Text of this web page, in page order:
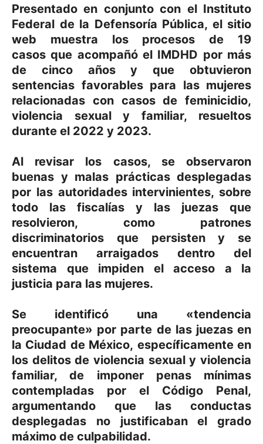
Presentado en conjunto con el Instituto
Federal de la Defensoría Pública, el sitio
web muestra los procesos de 19
casosque acompañó el IMDHD por más
de cinco años y que obtuvieron
sentencias favorables para las mujeres
relacionadas con casos de feminicidio,
violencia sexual y familiar, resueltos
durante el 2022 y 2023.
Al revisar los casos, se observaron
buenas y malas prácticas desplegadas
por las autoridades intervinientes, sobre
todo las fiscalías y las juezas que
resolvieron, como patrones
discriminatorios que persisten y se
encuentran arraigados dentro del
sistema que impiden el acceso a la
justicia para las mujeres.
Se identificó una «tendencia
preocupante» por parte de las juezas en
la Ciudad de México, específicamente en
los delitos de violencia sexual y violencia
familiar, de imponer penas mínimas
contempladas por el Código Penal,
argumentando que las conductas
desplegadas no justificaban el grado
máximo de culpabilidad.